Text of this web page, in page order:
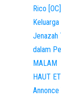
Rico [OC]
Jenazah
dalam
MALAM
HAUT